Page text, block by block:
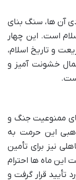
آن ها، سنگ بنای
است. این چهار
و تاریخ اسلام،
خشونت آمیز و
ممنوعیت جنگ و
این حرمت به
نیز برای تأمین
این ماه ها احترام
تأیید قرار گرفت و